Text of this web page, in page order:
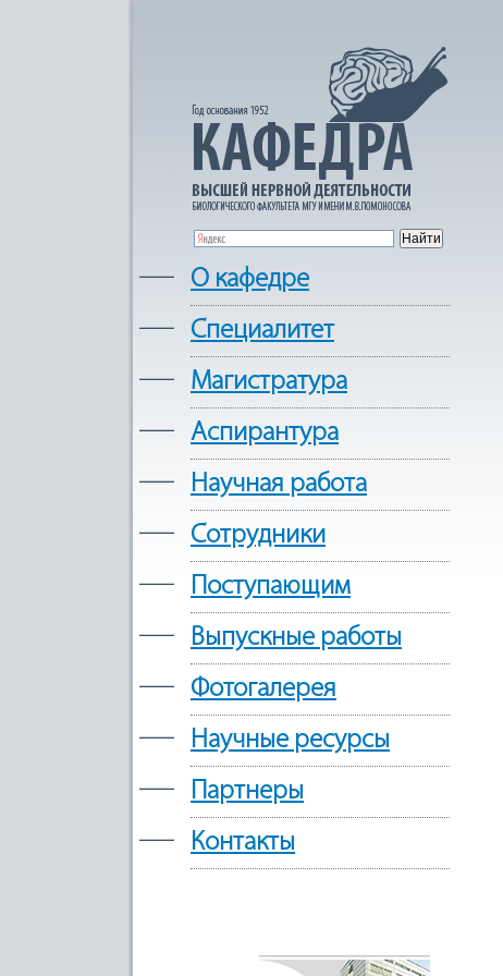
— О кафедре
— Cпециалитет
— Магистратура
— Аспирантура
— Научная работа
— Сотрудники
— Поступающим
— Выпускные работы
— Фотогалерея
— Научные ресурсы
— Партнеры
— Контакты